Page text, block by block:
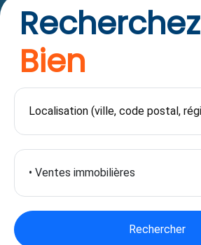
Recherchez
Bien
Rechercher